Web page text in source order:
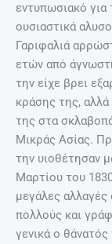
εντυπωσιακό
ουσιαστικά
Γαριφαλιά
ετών από
την είχε βρει
κράσης της, αλλά
της στα
Μικράς Ασίας.
την υιοθέτησαν
Μαρτίου του
μεγάλες
πολλούς και
γενικά ο